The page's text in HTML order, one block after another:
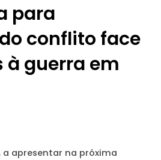
para
conflito face
à guerra em
apresentar na próxima